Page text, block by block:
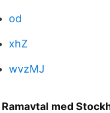
od
xhZ
wvzMJ
Ramavtal med